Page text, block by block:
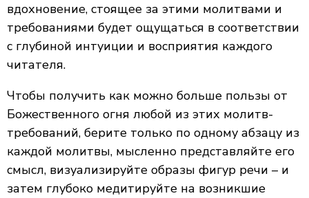
вдохновение, стоящее за этими молитвами и
требованиями будет ощущаться в соответствии
с глубиной интуиции и восприятия каждого
читателя.
Чтобы получить как можно больше пользы от
Божественного огня любой из этих молитв-
требований, берите только по одному абзацу из
каждой молитвы, мысленно представляйте его
смысл, визуализируйте образы фигур речи – и
затем глубоко медитируйте на возникшие